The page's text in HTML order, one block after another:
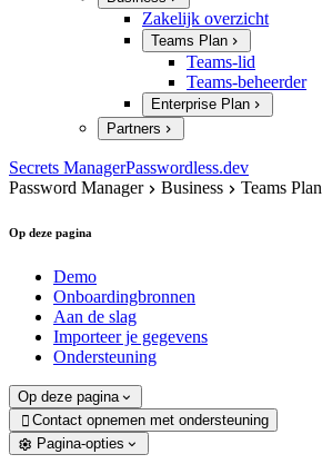
Zakelijk overzicht
Teams Plan
Teams-lid
Teams-beheerder
Enterprise Plan
Partners
Secrets ManagerPasswordless.dev
Password Manager
Business Teams Plan
Op deze pagina
Demo
Onboardingbronnen
Aan de slag
Importeer je gegevens
Ondersteuning
Op deze pagina
 Contact opnemen met ondersteuning
Pagina-opties